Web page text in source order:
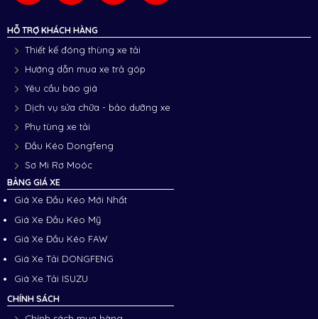
HỖ TRỢ KHÁCH HÀNG
Thiết kế đóng thùng xe tải
Hướng dẫn mua xe trả góp
Yêu cầu báo giá
Dịch vụ sửa chữa - bảo dưỡng xe
Phụ tùng xe tải
Đầu Kéo Dongfeng
Sơ Mi Rơ Moóc
BẢNG GIÁ XE
Giá Xe Đầu Kéo Mới Nhất
Giá Xe Đầu Kéo Mỹ
Giá Xe Đầu Kéo FAW
Giá Xe Tải DONGFENG
Giá Xe Tải ISUZU
CHÍNH SÁCH